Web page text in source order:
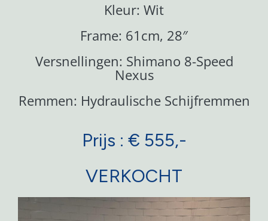
Kleur: Wit
Frame: 61cm, 28″
Versnellingen: Shimano 8-Speed
Nexus
Remmen: Hydraulische Schijfremmen
Prijs : € 555,-
VERKOCHT